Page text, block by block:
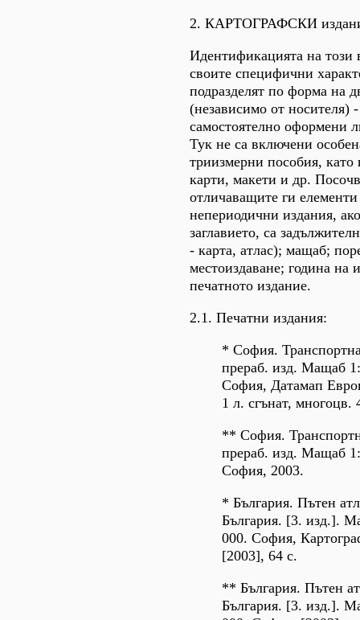
2. КАРТОГРАФСКИ
Идентификацията на този
своите специфични
подразделят по форма на
(независимо от носителя)
самостоятелно оформени
Тук не са включени
триизмерни пособия, като
карти, макети и др.
отличаващите ги елементи
непериодични издания,
заглавието, са
- карта, атлас); мащаб;
местоиздаване; година на
печатното издание.
2.1. Печатни издания:
* София.
прераб. изд. Мащаб
София, Датамап
1 л. сгънат, многоцв.
** София.
прераб. изд. Мащаб
София, 2003.
* България. Пътен
България. [3. изд.].
000. София,
[2003], 64 с.
** България. Пътен
България. [3. изд.].